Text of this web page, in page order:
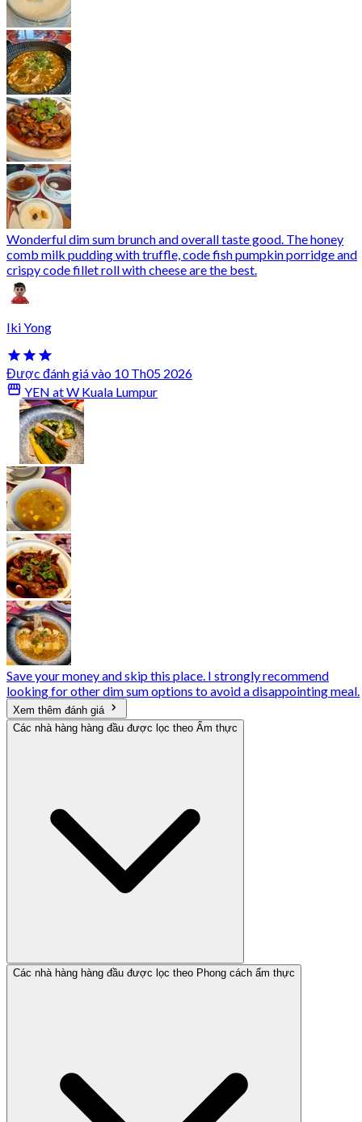
Wonderful dim sum brunch and overall taste good. The honey
comb milk pudding with truffle, code fish pumpkin porridge and
crispy code fillet roll with cheese are the best.
Iki Yong
Được đánh giá vào 10 Th05 2026
YEN at W Kuala Lumpur
Save your money and skip this place. I strongly recommend
looking for other dim sum options to avoid a disappointing meal.
Xem thêm đánh giá
Các nhà hàng hàng đầu được lọc theo Ẩm thực
Các nhà hàng hàng đầu được lọc theo Phong cách ẩm thực